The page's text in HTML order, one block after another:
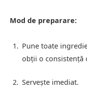
Mod de preparare:
Pune toate
obții o consistență
Servește imediat.